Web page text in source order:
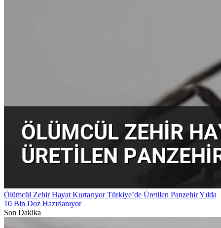
Ölümcül Zehir Hayat Kurtarıyor Türkiye’de Üretilen Panzehir Yılda
10 Bin Doz Hazırlanıyor
Son Dakika